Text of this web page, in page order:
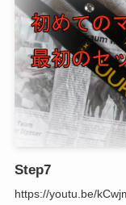
Step7
https://youtu.be/